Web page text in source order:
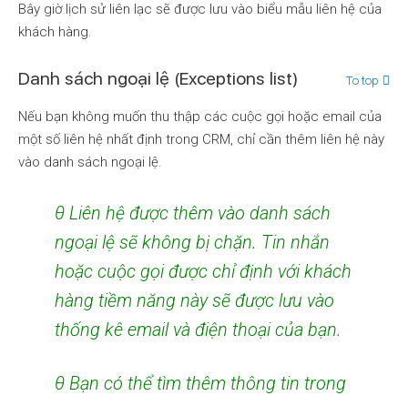
Bây giờ lịch sử liên lạc sẽ được lưu vào biểu mẫu liên hệ của
khách hàng.
Danh sách ngoại lệ (Exceptions list) To top
Nếu bạn không muốn thu thập các cuộc gọi hoặc email của
một số liên hệ nhất định trong CRM, chỉ cần thêm liên hệ này
vào danh sách ngoại lệ.
θ Liên hệ được thêm vào danh sách
ngoại lệ sẽ không bị chặn. Tin nhắn
hoặc cuộc gọi được chỉ định với khách
hàng tiềm năng này sẽ được lưu vào
thống kê email và điện thoại của bạn.
θ Bạn có thể tìm thêm thông tin trong